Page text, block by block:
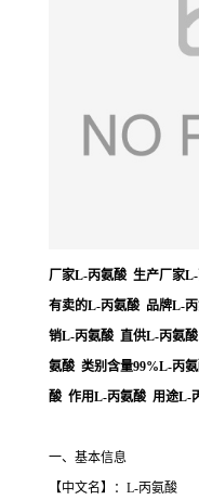
厂家L-丙氨酸 生产厂家
有卖的L-丙氨酸 品牌L-
销L-丙氨酸 直供L-丙氨
氨酸 类别含量99%L-丙
酸 作用L-丙氨酸 用途L-
一、基本信息
【中文名】：L-丙氨酸